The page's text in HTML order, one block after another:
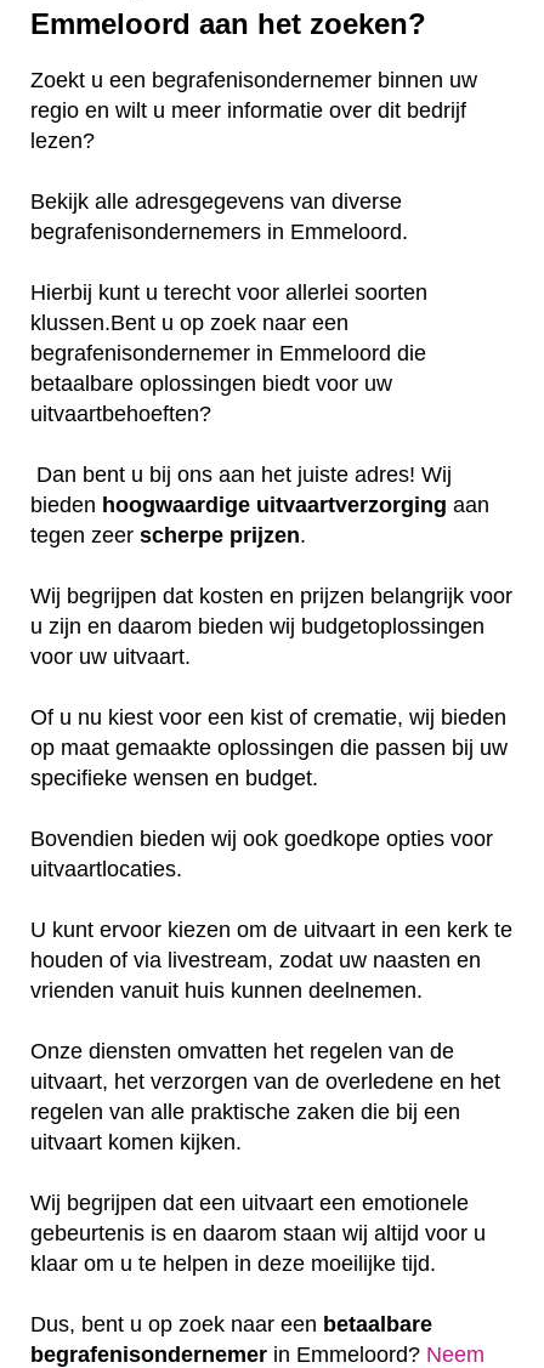
Emmeloord aan het zoeken?
Zoekt u een begrafenisondernemer binnen uw
regio en wilt u meer informatie over dit bedrijf
lezen?
Bekijk alle adresgegevens van diverse
begrafenisondernemers in Emmeloord.
Hierbij kunt u terecht voor allerlei soorten
klussen.Bent u op zoek naar een
begrafenisondernemer in Emmeloord die
betaalbare oplossingen biedt voor uw
uitvaartbehoeften?
Dan bent u bij ons aan het juiste adres! Wij
bieden hoogwaardige uitvaartverzorging aan
tegen zeer scherpe prijzen.
Wij begrijpen dat kosten en prijzen belangrijk voor
u zijn en daarom bieden wij budgetoplossingen
voor uw uitvaart.
Of u nu kiest voor een kist of crematie, wij bieden
op maat gemaakte oplossingen die passen bij uw
specifieke wensen en budget.
Bovendien bieden wij ook goedkope opties voor
uitvaartlocaties.
U kunt ervoor kiezen om de uitvaart in een kerk te
houden of via livestream, zodat uw naasten en
vrienden vanuit huis kunnen deelnemen.
Onze diensten omvatten het regelen van de
uitvaart, het verzorgen van de overledene en het
regelen van alle praktische zaken die bij een
uitvaart komen kijken.
Wij begrijpen dat een uitvaart een emotionele
gebeurtenis is en daarom staan wij altijd voor u
klaar om u te helpen in deze moeilijke tijd.
Dus, bent u op zoek naar een betaalbare
begrafenisondernemer in Emmeloord? Neem